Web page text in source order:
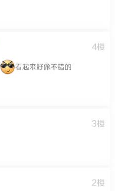
4楼
看起来好像不错的
3楼
2楼